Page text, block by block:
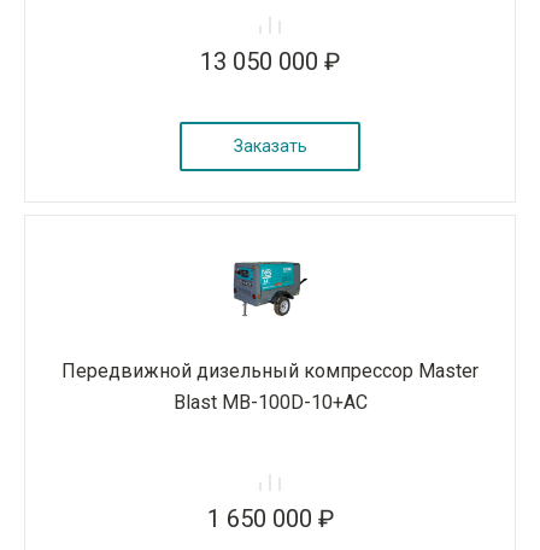
13 050 000 ₽
Заказать
Передвижной дизельный компрессор Master
Blast MB-100D-10+AC
1 650 000 ₽